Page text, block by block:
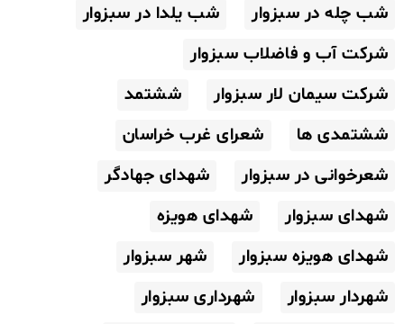
شب چله در سبزوار
شب یلدا در سبزوار
شرکت آب و فاضلاب سبزوار
شرکت سیمان لار سبزوار
ششتمد
ششتمدی ها
شعرای غرب خراسان
شعرخوانی در سبزوار
شهدای جهادگر
شهدای سبزوار
شهدای هویزه
شهدای هویزه سبزوار
شهر سبزوار
شهردار سبزوار
شهرداری سبزوار